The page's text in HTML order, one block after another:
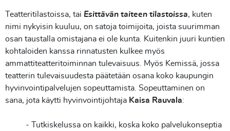
Teatteritilastoissa, tai Esittävän taiteen tilastoissa, kuten
nimi nykyisin kuuluu, on satoja toimijoita, joista suurimman
osan taustalla omistajana ei ole kunta. Kuitenkin juuri kuntien
kohtaloiden kanssa rinnatusten kulkee myös
ammattiteatteritoiminnan tulevaisuus. Myös Kemissä, jossa
teatterin tulevaisuudesta päätetään osana koko kaupungin
hyvinvointipalvelujen sopeuttamista. Sopeuttaminen on
sana, jota käytti hyvinvointijohtaja Kaisa Rauvala:
- Tutkiskelussa on kaikki, koska koko palvelukonseptia